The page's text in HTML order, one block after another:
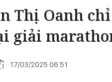
Thị Oanh
giải
17/03/2025 06:51